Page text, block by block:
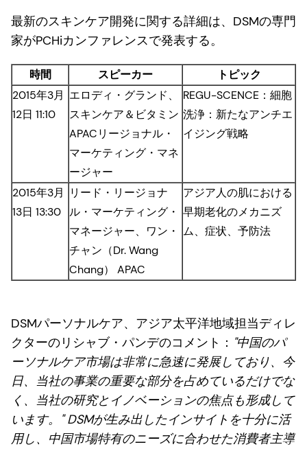
最新のスキンケア開発に関する詳細は、DSMの専門
家がPCHiカンファレンスで発表する。
時間 スピーカー
トピック
2015年3月
12日 11:10
エロディ・グランド、
スキンケア＆ビタミン
APACリージョナル・
マーケティング・マネ
ージャー
REGU-SCENCE：細胞
洗浄：新たなアンチエ
イジング戦略
2015年3月
13日 13:30
リード・リージョナ
ル・マーケティング・
マネージャー、ワン・
チャン（Dr. Wang
Chang） APAC
アジア人の肌における
早期老化のメカニズ
ム、症状、予防法
DSMパーソナルケア、アジア太平洋地域担当ディレ
クターのリシャブ・パンデのコメント： "中国のパ
ーソナルケア市場は非常に急速に発展しており、今
日、当社の事業の重要な部分を占めているだけでな
く、当社の研究とイノベーションの焦点も形成して
います。" DSMが生み出したインサイトを十分に活
用し、中国市場特有のニーズに合わせた消費者主導